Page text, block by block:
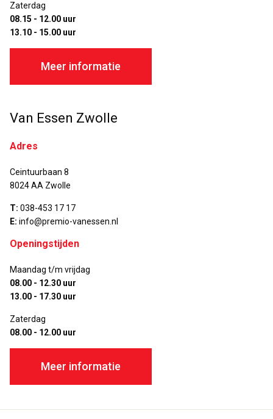
Zaterdag
08.15 - 12.00 uur
13.10 - 15.00 uur
Meer informatie
Van Essen Zwolle
Adres
Ceintuurbaan 8
8024 AA Zwolle
T: 038-453 17 17
E: info@premio-vanessen.nl
Openingstijden
Maandag t/m vrijdag
08.00 - 12.30 uur
13.00 - 17.30 uur
Zaterdag
08.00 - 12.00 uur
Meer informatie